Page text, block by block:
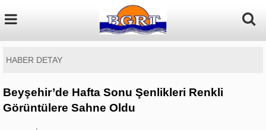
HABER DETAY
Beyşehir’de Hafta Sonu Şenlikleri Renkli
Görüntülere Sahne Oldu